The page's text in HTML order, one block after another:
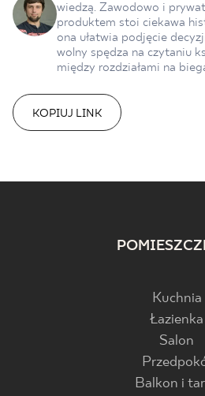
wiedzą. Zawodowo i
produktem stoi ciekawa
ona ułatwia podjęcie
wolny spędza na czytaniu
między rozdziałami na
KOPIUJ LINK
Kuchnia
Łazienka
Salon
Balkon i